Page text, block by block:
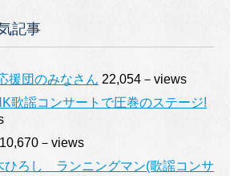
記事
援団のみなさん 22,054－views
歌謡コンサートで圧巻のステージ!
－views
ひろし ランニングマン(歌謡コンサ